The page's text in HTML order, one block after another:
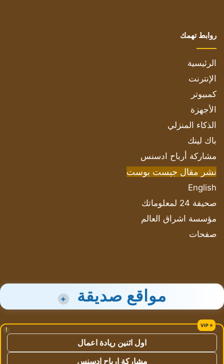
روابط تهمك
الرئيسية
الإنترنت
كمبيوتر
الأجهزة
الذكاء المنزلي
باك لينك
مشاركة أرباح ادسنس
نشر مقال جيست بوست
English
صحيفة 24 لمعلوماتك
مؤسسة اشراق العالم
صفحات
مواقع صديقة +
!
اول اثنين ريادة اعمال
مشاركة ارباح ادسنس